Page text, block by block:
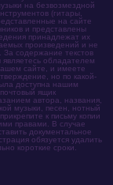
на безвозмездной
(гитары,
на сайте
и представлены
принадлежат их
произведений и не
За содержание текстов
обладателем
сайте, и имеете
но по какой-
доступна нашим
ящик
автора, названия,
музыки, песен, нотный
к письму копии
правами. В случае
документальное
обязуется удалить
короткие сроки.